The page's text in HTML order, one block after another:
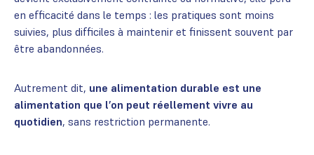
en efficacité dans le temps : les pratiques sont moins
suivies, plus difficiles à maintenir et finissent souvent par
être abandonnées.
Autrement dit, une alimentation durable est une
alimentation que l’on peut réellement vivre au
quotidien, sans restriction permanente.